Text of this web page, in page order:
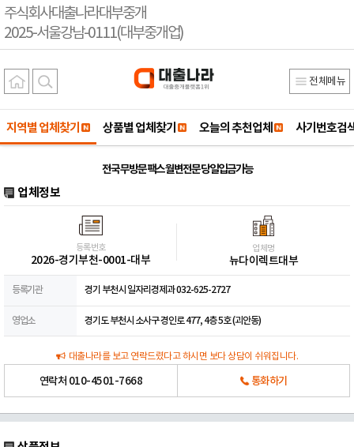
주식회사대출나라대부중개
2025-서울강남-0111(대부중개업)
전체메뉴
지역별 업체찾기 상품별 업체찾기 오늘의 추천업체 사기번호검
전국 무방문 팩스 월변전문 당일입금가능
업체정보
등록번호
2026-경기부천-0001-대부
업체명
뉴다이렉트대부
등록기관 경기 부천시 일자리경제과 032-625-2727
영업소 경기도 부천시 소사구 경인로 477, 4층 5호 (괴안동)
대출나라를 보고 연락드렸다고 하시면 보다 상담이 쉬워집니다.
연락처 010-4501-7668 통화하기